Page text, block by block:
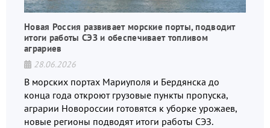
Новая Россия развивает морские порты, подводит
итоги работы СЭЗ и обеспечивает топливом
аграриев
28.06.2026
В морских портах Мариуполя и Бердянска до
конца года откроют грузовые пункты пропуска,
аграрии Новороссии готовятся к уборке урожаев,
новые регионы подводят итоги работы СЭЗ.